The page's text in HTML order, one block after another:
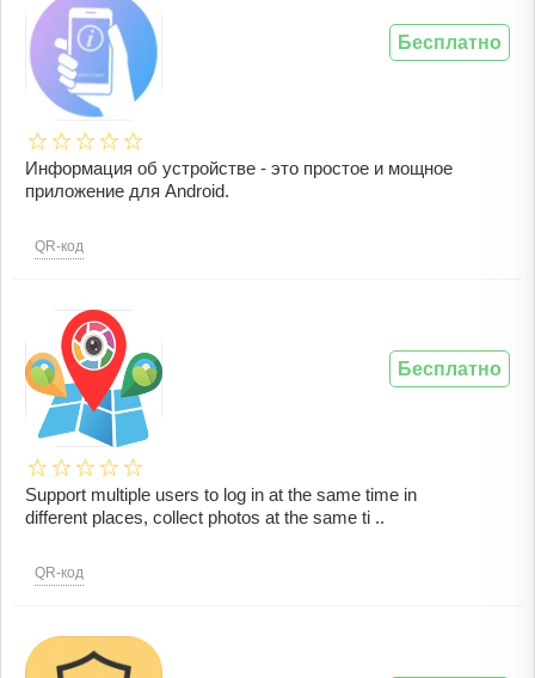
Информация об устройстве - это простое и мощное
приложение для Android.
QR-код
Бесплатно
Support multiple users to log in at the same time in
different places, collect photos at the same ti ..
QR-код
Бесплатно